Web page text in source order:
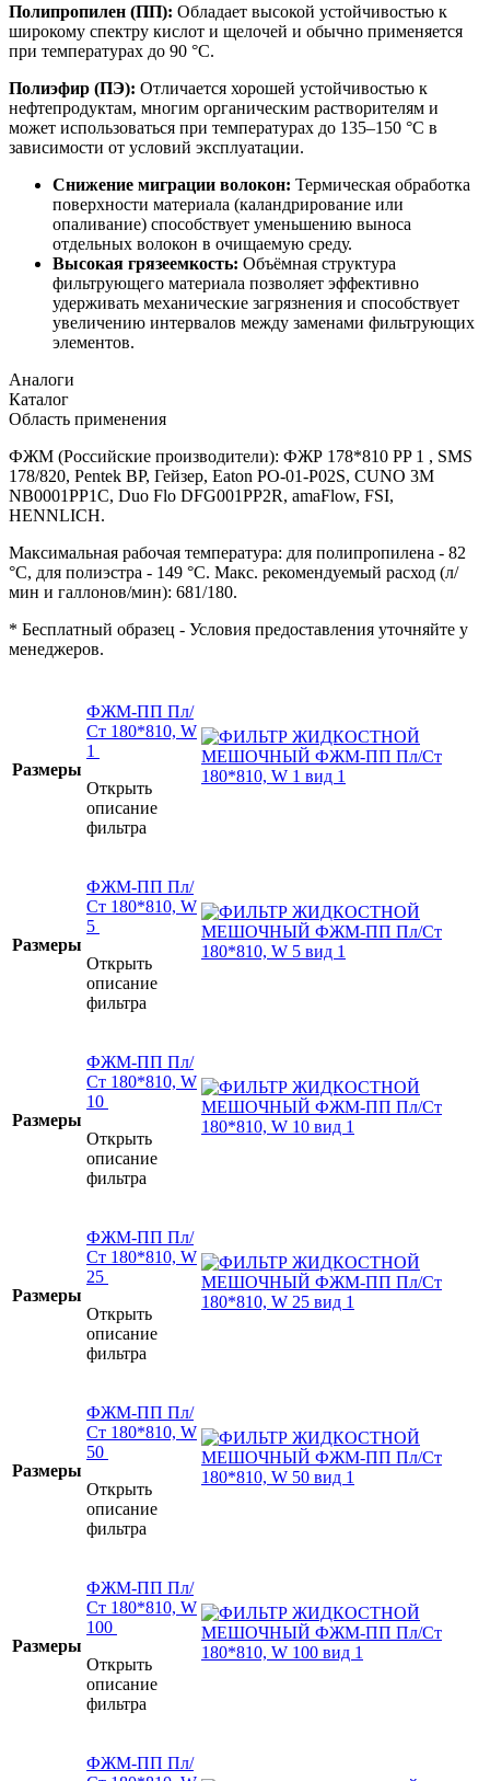
Полипропилен (ПП): Обладает высокой устойчивостью к
широкому спектру кислот и щелочей и обычно применяется
при температурах до 90 °C.
Полиэфир (ПЭ): Отличается хорошей устойчивостью к
нефтепродуктам, многим органическим растворителям и
может использоваться при температурах до 135–150 °C в
зависимости от условий эксплуатации.
Снижение миграции волокон: Термическая обработка
поверхности материала (каландрирование или
опаливание) способствует уменьшению выноса
отдельных волокон в очищаемую среду.
Высокая грязеемкость: Объёмная структура
фильтрующего материала позволяет эффективно
удерживать механические загрязнения и способствует
увеличению интервалов между заменами фильтрующих
элементов.
Аналоги
Каталог
Область применения
ФЖМ (Российские производители): ФЖР 178*810 PP 1 , SMS
178/820, Pentek BP, Гейзер, Eaton PO-01-P02S, CUNO 3M
NB0001PP1C, Duo Flo DFG001PP2R, amaFlow, FSI,
HENNLICH.
Максимальная рабочая температура: для полипропилена - 82
°C, для полиэстра - 149 °C. Макс. рекомендуемый расход (л/
мин и галлонов/мин): 681/180.
* Бесплатный образец - Условия предоставления уточняйте у
менеджеров.
Размеры
ФЖМ-ПП Пл/
Ст 180*810, W
1
Открыть
описание
фильтра
Размеры
ФЖМ-ПП Пл/
Ст 180*810, W
5
Открыть
описание
фильтра
Размеры
ФЖМ-ПП Пл/
Ст 180*810, W
10
Открыть
описание
фильтра
Размеры
ФЖМ-ПП Пл/
Ст 180*810, W
25
Открыть
описание
фильтра
Размеры
ФЖМ-ПП Пл/
Ст 180*810, W
50
Открыть
описание
фильтра
Размеры
ФЖМ-ПП Пл/
Ст 180*810, W
100
Открыть
описание
фильтра
ФЖМ-ПП Пл/